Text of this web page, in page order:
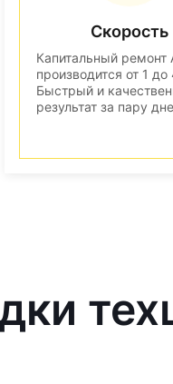
Скорость
Капитальный ремонт
производится от 1 до
Быстрый и
результат за пару